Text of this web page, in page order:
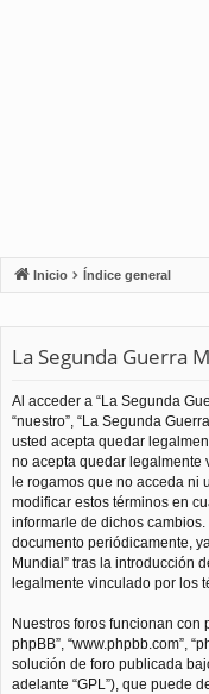
Inicio Índice general
La Segunda Guerra
Al acceder a “La Segunda
“nuestro”, “La Segunda
usted acepta quedar
no acepta quedar legalmente
le rogamos que no acceda ni
modificar estos términos en
informarle de dichos
documento periódicamente,
Mundial” tras la introducción
legalmente vinculado por los
Nuestros foros funcionan con
phpBB”, “www.phpbb.com”,
solución de foro publicada
adelante “GPL”), que puede